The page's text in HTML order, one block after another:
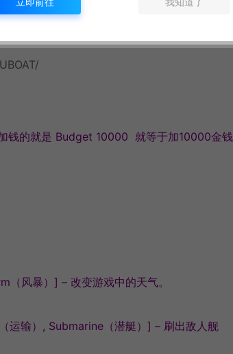
钱的就是 Budget 10000 就等于加10000金钱
风暴）] – 改变游戏中的天气。
输）, Submarine（潜艇）] – 刷出敌人舰